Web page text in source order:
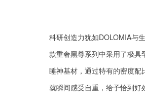
科研创造力犹如DOLOMIA与
款重奢黑尊系列中采用了极具
睡神基材，通过特有的密度
就瞬间感受自重，给予恰到好